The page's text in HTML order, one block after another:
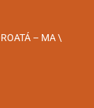
– MA \